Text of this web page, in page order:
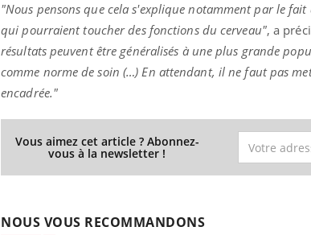
"Nous pensons que cela s'explique notamment par le
qui pourraient toucher des fonctions du cerveau", a
résultats peuvent être généralisés à une plus grande
comme norme de soin (…) En attendant, il ne faut pas
encadrée."
Vous aimez cet article ? Abonnez-
vous à la newsletter !
NOUS VOUS RECOMMANDONS